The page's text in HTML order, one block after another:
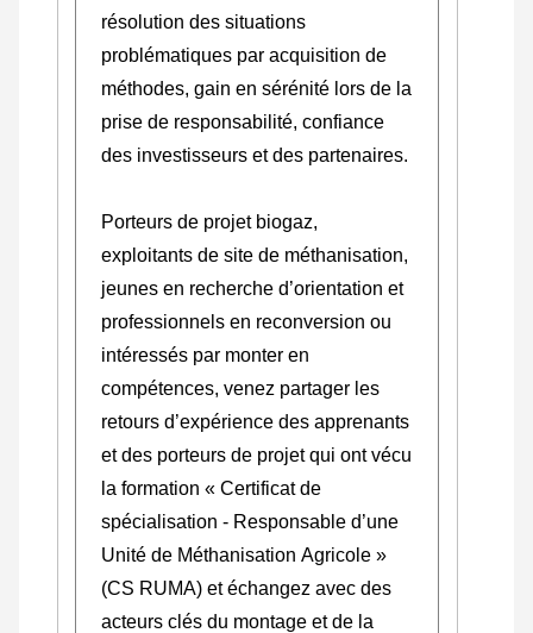
résolution des situations
problématiques par acquisition de
méthodes, gain en sérénité lors de la
prise de responsabilité, confiance
des investisseurs et des partenaires.
Porteurs de projet biogaz,
exploitants de site de méthanisation,
jeunes en recherche d’orientation et
professionnels en reconversion ou
intéressés par monter en
compétences, venez partager les
retours d’expérience des apprenants
et des porteurs de projet qui ont vécu
la formation « Certificat de
spécialisation - Responsable d’une
Unité de Méthanisation Agricole »
(CS RUMA) et échangez avec des
acteurs clés du montage et de la